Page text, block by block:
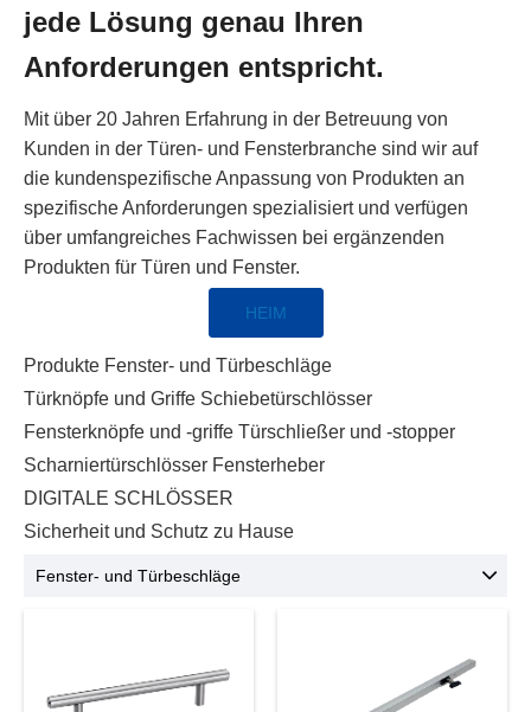
jede Lösung genau Ihren
Anforderungen entspricht.
Mit über 20 Jahren Erfahrung in der Betreuung von
Kunden in der Türen- und Fensterbranche sind wir auf
die kundenspezifische Anpassung von Produkten an
spezifische Anforderungen spezialisiert und verfügen
über umfangreiches Fachwissen bei ergänzenden
Produkten für Türen und Fenster.
HEIM
Produkte Fenster- und Türbeschläge
Türknöpfe und Griffe Schiebetürschlösser
Fensterknöpfe und -griffe Türschließer und -stopper
Scharniertürschlösser Fensterheber
DIGITALE SCHLÖSSER
Sicherheit und Schutz zu Hause
Fenster- und Türbeschläge